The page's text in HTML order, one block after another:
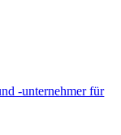
-unternehmer für